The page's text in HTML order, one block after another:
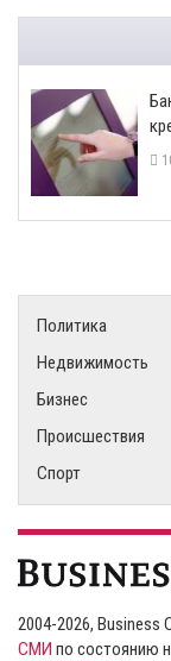
Политика
Недвижимость
Бизнес
Происшествия
Спорт
2004-2026, Business
СМИ по состоянию